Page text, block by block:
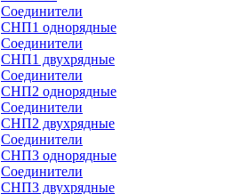
Соединители
СНП1 однорядные
Соединители
СНП1 двухрядные
Соединители
СНП2 однорядные
Соединители
СНП2 двухрядные
Соединители
СНП3 однорядные
Соединители
СНП3 двухрядные